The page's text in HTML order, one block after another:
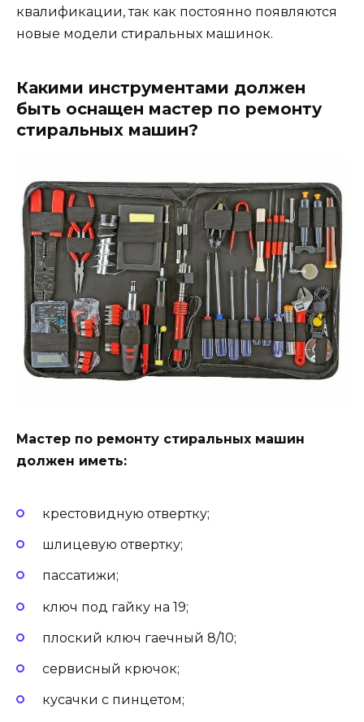
квалификации, так как постоянно появляются
новые модели стиральных машинок.
Какими инструментами должен
быть оснащен мастер по ремонту
стиральных машин?
Мастер по ремонту стиральных машин
должен иметь:
крестовидную отвертку;
шлицевую отвертку;
пассатижи;
ключ под гайку на 19;
плоский ключ гаечный 8/10;
сервисный крючок;
кусачки с пинцетом;